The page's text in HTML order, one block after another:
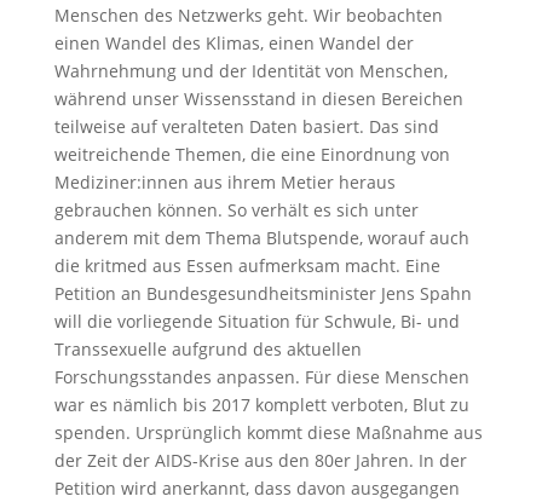
Menschen des Netzwerks geht. Wir beobachten
einen Wandel des Klimas, einen Wandel der
Wahrnehmung und der Identität von Menschen,
während unser Wissensstand in diesen Bereichen
teilweise auf veralteten Daten basiert. Das sind
weitreichende Themen, die eine Einordnung von
Mediziner:innen aus ihrem Metier heraus
gebrauchen können. So verhält es sich unter
anderem mit dem Thema Blutspende, worauf auch
die kritmed aus Essen aufmerksam macht. Eine
Petition an Bundesgesundheitsminister Jens Spahn
will die vorliegende Situation für Schwule, Bi- und
Transsexuelle aufgrund des aktuellen
Forschungsstandes anpassen. Für diese Menschen
war es nämlich bis 2017 komplett verboten, Blut zu
spenden. Ursprünglich kommt diese Maßnahme aus
der Zeit der AIDS-Krise aus den 80er Jahren. In der
Petition wird anerkannt, dass davon ausgegangen